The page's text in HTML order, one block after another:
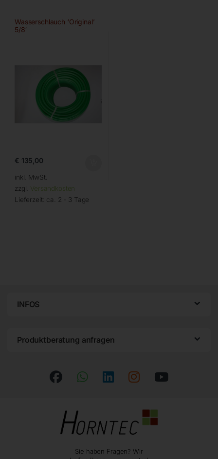
Wasserschlauch ‘Original’
5/8′
€ 135,00
inkl. MwSt.
zzgl. Versandkosten
Lieferzeit: ca. 2 - 3 Tage
INFOS
Produktberatung anfragen
Sie haben Fragen? Wir